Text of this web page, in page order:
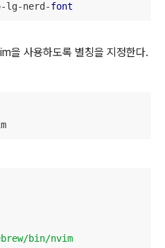
lg-nerd-font
을 사용하도록 별칭을 지정한다.
/bin/nvim